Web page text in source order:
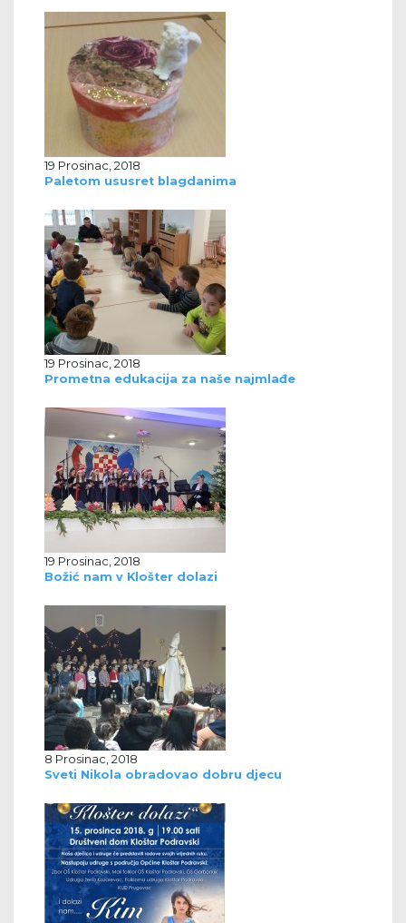
19 Prosinac, 2018
Paletom ususret blagdanima
19 Prosinac, 2018
Prometna edukacija za naše najmlađe
19 Prosinac, 2018
Božić nam v Klošter dolazi
8 Prosinac, 2018
Sveti Nikola obradovao dobru djecu